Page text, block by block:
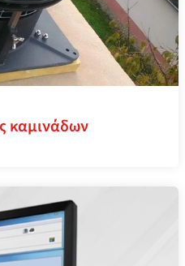
καμινάδων